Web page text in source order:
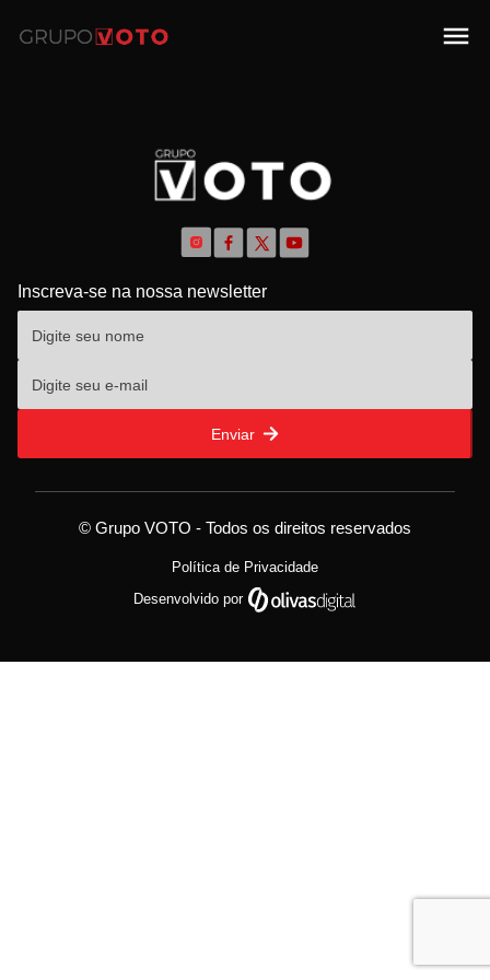
Inscreva-se na nossa newsletter
Enviar
© Grupo VOTO - Todos os direitos reservados
Política de Privacidade
Desenvolvido por